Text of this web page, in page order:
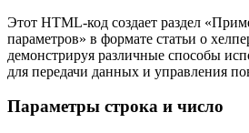
Этот HTML-код создает раздел
параметров» в формате статьи о
демонстрируя различные способы
для передачи данных и управления
Параметры строка и число